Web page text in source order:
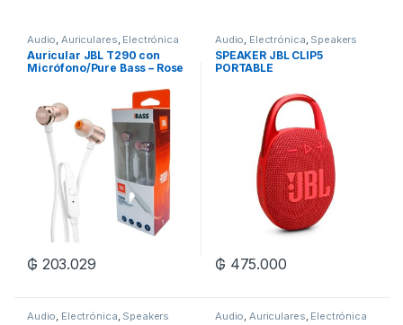
Audio Auriculares Electrónica
Auricular JBL T290 con
Micrófono/Pure Bass – Rose
₲ 203.029
Audio Electrónica Speakers
SPEAKER JBL CLIP5
PORTABLE
₲ 475.000
Audio, Electrónica, Speakers Audio,Auriculares, Electrónica